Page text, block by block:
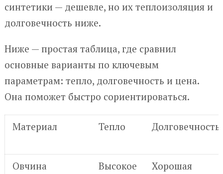
синтетики — дешевле, но их теплоизоляция и
долговечность ниже.
Ниже — простая таблица, где сравнил
основные варианты по ключевым
параметрам: тепло, долговечность и цена.
Она поможет быстро сориентироваться.
Материал Тепло Долговечность
Овчина
Высокое Хорошая